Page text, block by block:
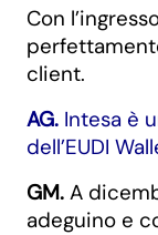
Con
client.
AG. Intesa è
dell’EUDI
GM. A
adeguino e